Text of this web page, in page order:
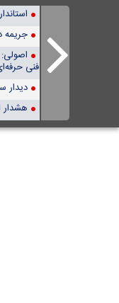
جریمه
فنی
دیدار
هشدار